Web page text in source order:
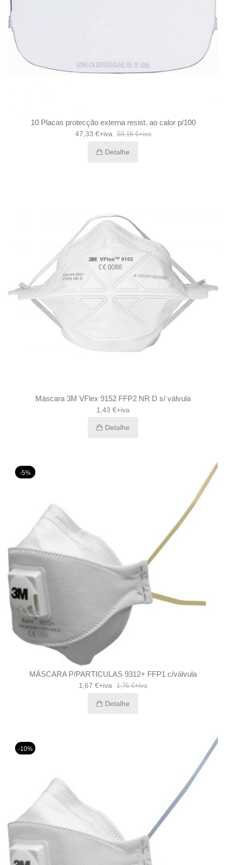
10 Placas protecção externa resist. ao calor p/100
47,33 €+iva 59,16 €+iva
Detalhe
Máscara 3M VFlex 9152 FFP2 NR D s/ válvula
1,43 €+iva
Detalhe
-5%
MÁSCARA P/PARTICULAS 9312+ FFP1 c/válvula
1,67 €+iva 1,76 €+iva
Detalhe
-10%